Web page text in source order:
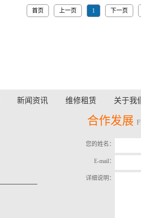
首页 上一页 1 下一页
新闻资讯 维修租赁 关于我们
您的姓名：
E-mail：
详细说明：
合作发展